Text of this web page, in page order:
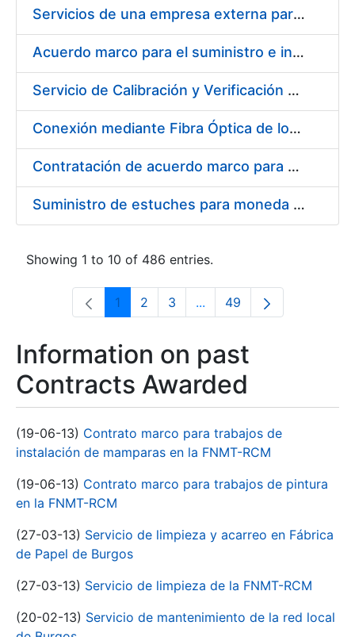
Servicios de una empresa externa para el asesoramiento y resolución de los recursos de alzada que se presentan relacionados con procesos de selección para la FNMT-RCM
Acuerdo marco para el suministro e instalación de persianas, estores y otros complementos
Servicio de Calibración y Verificación Externa de los Equipos de Medición del Servicio de Prevención de la FNMT-RCM
Conexión mediante Fibra Óptica de los Centros de Proceso de Datos (CPDs) de las sedes de la FNMT-RCM de Burgos y Madrid
Contratación de acuerdo marco para el Suministro de Material de Electricidad para la Fábrica Nacional de Moneda y Timbre-Real Casa de la Moneda en su centro de trabajo de Burgos
Suministro de estuches para moneda de 30 €
Showing 1 to 10 of 486 entries.
Page
1 Page
2 Page
3 ...Intermediate Pages Use
Page
49
Information on past
Contracts Awarded
(19-06-13) Contrato marco para trabajos de
instalación de mamparas en la FNMT-RCM
(19-06-13) Contrato marco para trabajos de pintura
en la FNMT-RCM
(27-03-13) Servicio de limpieza y acarreo en Fábrica
de Papel de Burgos
(27-03-13) Servicio de limpieza de la FNMT-RCM
(20-02-13) Servicio de mantenimiento de la red local